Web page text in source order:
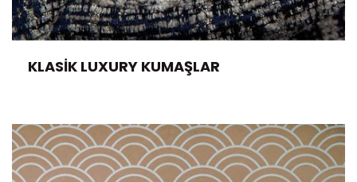
KLASIK LUXURY KUMAŞLAR